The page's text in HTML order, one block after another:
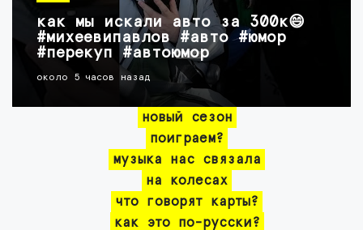
как мы искали авто за 300к😄
#михеевипавлов #авто #юмор
#перекуп #автоюмор
около 5 часов назад
новый сезон
поиграем?
музыка нас связала
на колесах
что говорят карты?
как это по-русски?